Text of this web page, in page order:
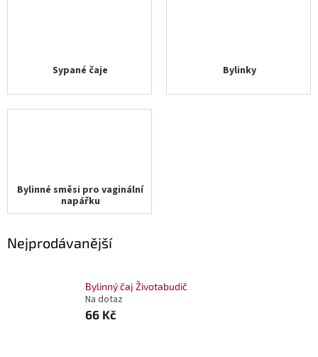
Sypané čaje Bylinky
Bylinné směsi pro vaginální
napářku
Nejprodávanější
Bylinný čaj Životabudič
Na dotaz
66 Kč